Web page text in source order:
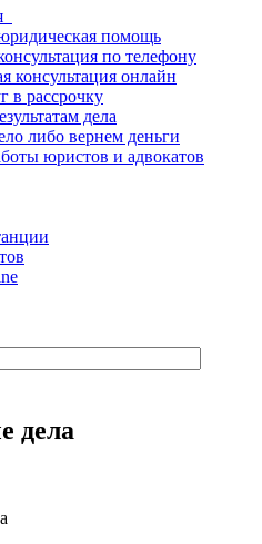
помощь
по телефону
консультация онлайн
в рассрочку
дела
либо вернем деньги
юристов и адвокатов
дела